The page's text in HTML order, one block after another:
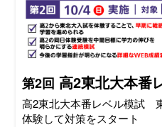
第2回 高2東北大本番
高2東北大本番レベル模試
体験して対策をスタート